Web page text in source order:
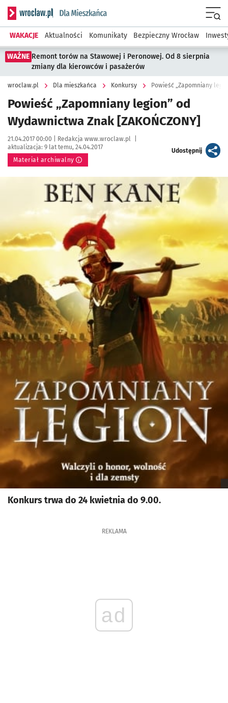
Serwis informacyjny wroclaw.pl podserwis: Dla mieszkańca
WAKACJE Aktualności Komunikaty Bezpieczny Wrocław
WAŻNE Remont torów na Stawowej i Peronowej. Od 8 sierpnia
zmiany dla kierowców i pasażerów
wroclaw.pl Dla mieszkańca Konkursy Powieść „Zapomniany
Powieść „Zapomniany legion” od
Wydawnictwa Znak [ZAKOŃCZONY]
Data publikacji:
21.04.2017 00:00 | Autor:
Redakcja www.wroclaw.pl
aktualizacja: 9 lat temu, 24.04.2017
Materiał archiwalny
Udostępnijartykuł
Kliknij, aby powiększyć
Konkurs trwa do 24 kwietnia do 9.00.
REKLAMA
ad